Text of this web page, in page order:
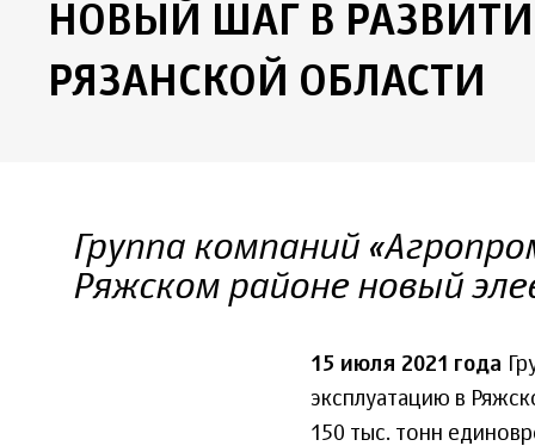
НОВЫЙ ШАГ В
РЯЗАНСКОЙ ОБЛАСТИ
Группа компаний
Ряжском районе новый
15 июля 2021 года
эксплуатацию в
150 тыс. тонн